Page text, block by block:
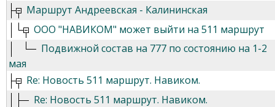
Маршрут Андреевская - Калининская
ООО "НАВИКОМ" может выйти на 511 маршрут
Подвижной состав на 777 по состоянию на 1-2
мая
Re: Новость 511 маршрут. Навиком.
Re: Новость 511 маршрут. Навиком.